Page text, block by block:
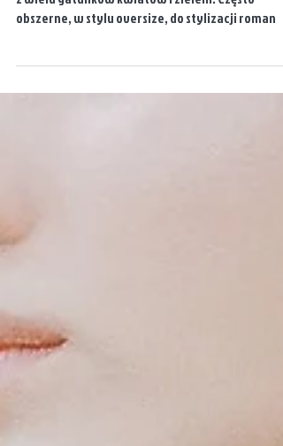
Bukiet ślubny nieregularny – często
z wielu gatunków kwiatów i zieleni. Często